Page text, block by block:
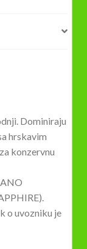
Dominiraju
hrskavim
konzervnu
o uvozniku je